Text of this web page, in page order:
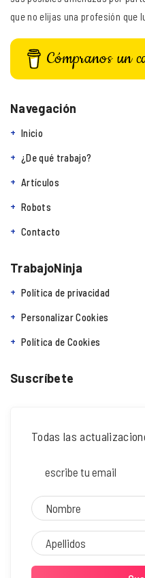
que no elijas una profesión que
Cómpranos un
Navegación
Inicio
¿De qué trabajo?
Artículos
Robots
Contacto
TrabajoNinja
Política de privacidad
Personalizar Cookies
Política de Cookies
Suscríbete
Todas las